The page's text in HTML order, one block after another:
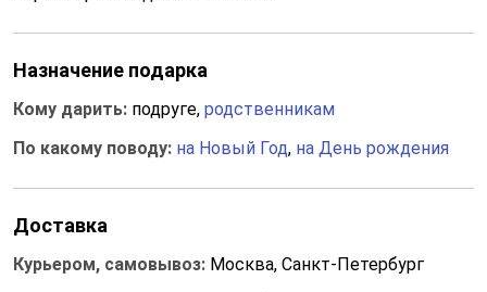
Назначение подарка
Кому дарить: подруге, родственникам
По какому поводу: на Новый Год, на День рождения
Доставка
Курьером, самовывоз: Москва, Санкт-Петербург